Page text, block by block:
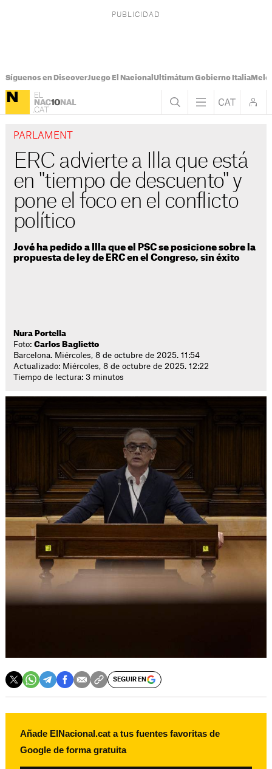
Síguenos en DiscoverJuego El Nacional Ultimátum Gobierno Italia
PARLAMENT
ERC advierte a Illa que está
en "tiempo de descuento" y
pone el foco en el conflicto
político
Jové ha pedido a Illa que el PSC se posicione sobre la
propuesta de ley de ERC en el Congreso, sin éxito
Nura Portella
Foto:Carlos Baglietto
Barcelona. Miércoles, 8 de octubre de 2025. 11:54
Actualizado: Miércoles, 8 de octubre de 2025. 12:22
Tiempo de lectura: 3 minutos
SEGUIR EN
Añade ElNacional.cat a tus fuentes favoritas de
Google de forma gratuita